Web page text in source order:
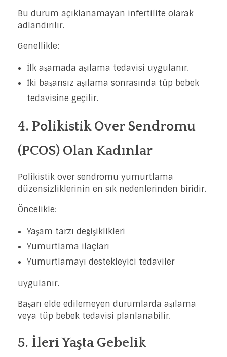
Bu durum açıklanamayan infertilite olarak
adlandırılır.
Genellikle:
İlk aşamada aşılama tedavisi uygulanır.
İki başarısız aşılama sonrasında tüp bebek
tedavisine geçilir.
4. Polikistik Over Sendromu
(PCOS) Olan Kadınlar
Polikistik over sendromu yumurtlama
düzensizliklerinin en sık nedenlerinden biridir.
Öncelikle:
Yaşam tarzı değişiklikleri
Yumurtlama ilaçları
Yumurtlamayı destekleyici tedaviler
uygulanır.
Başarı elde edilemeyen durumlarda aşılama
veya tüp bebek tedavisi planlanabilir.
5. İleri Yaşta Gebelik